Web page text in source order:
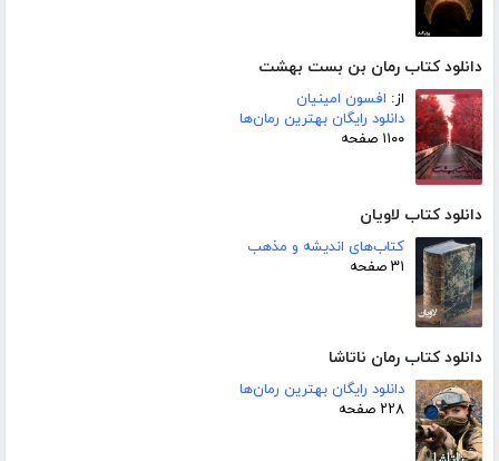
دانلود کتاب رمان بن بست بهشت
از: افسون امینیان
دانلود رایگان بهترین رمان‌ها
۱۱۰۰ صفحه
دانلود کتاب لاویان
کتاب‌های اندیشه و مذهب
۳۱ صفحه
دانلود کتاب رمان ناتاشا
دانلود رایگان بهترین رمان‌ها
۲۲۸ صفحه